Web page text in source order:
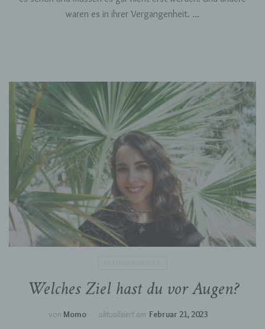
waren es in ihrer Vergangenheit. …
Welches Ziel hast du vor Augen?
von Momo aktualisiert am Februar 21, 2023
Dritter ist eine natürliche oder juristische
Person, Behörde, Einrichtung oder andere
personenbezogenen Daten zu verarbeiten.
k) Einwilligung
Einwilligung ist jede von der betroffenen Person
freiwillig für den bestimmten Fall in informierter
Weise und unmissverständlich abgegebene
Willensbekundung in Form einer Erklärung oder
einer sonstigen eindeutigen bestätigenden
Handlung, mit der die betroffene Person zu
verstehen gibt, dass sie mit der Verarbeitung
der sie betreffenden personenbezogenen Daten
einverstanden ist.
Name und Anschrift des für die Verarbeitung
Verantwortlichen